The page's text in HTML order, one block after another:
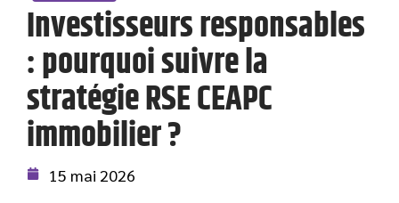
Investisseurs responsables
: pourquoi suivre la
stratégie RSE CEAPC
immobilier ?
15 mai 2026